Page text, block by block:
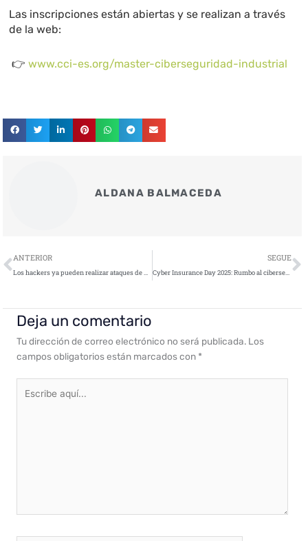
Las inscripciones están abiertas y se realizan a través
de la web:
👉www.cci-es.org/master-ciberseguridad-industrial
ALDANA BALMACEDA
Ant
ANTERIOR
Los hackers ya pueden realizar ataques de phishing por menos de 25 euros
SEGUE
Cyber Insurance Day 2025: Rumbo al ciberseguro inteligente
Deja un comentario
Tu dirección de correo electrónico no será publicada. Los
campos obligatorios están marcados con *
aquí...